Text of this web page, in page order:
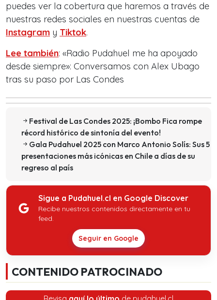
puedes ver la cobertura que haremos a través de
nuestras redes sociales en nuestras cuentas de
Instagram y Tiktok.
Lee también: «Radio Pudahuel me ha apoyado
desde siempre»: Conversamos con Alex Ubago
tras su paso por Las Condes
Festival de Las Condes 2025: ¡Bombo Fica rompe
récord histórico de sintonía del evento!
Gala Pudahuel 2025 con Marco Antonio Solís: Sus 5
presentaciones más icónicas en Chile a días de su
regreso al país
Sigue a Pudahuel.cl en Google Discover
Recibe nuestros contenidos directamente en tu
feed.
Seguir en Google
CONTENIDO PATROCINADO